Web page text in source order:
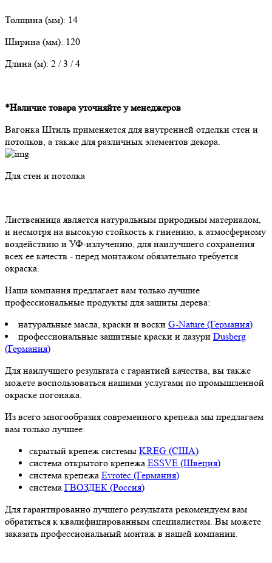
Толщина (мм): 14
Ширина (мм): 120
Длина (м): 2 / 3 / 4
*Наличие товара уточняйте у менеджеров
Вагонка Штиль применяется для внутренней отделки стен и
потолков, а также для различных элементов декора.
Для стен и потолка
Лиственница является натуральным природным материалом,
и несмотря на высокую стойкость к гниению, к атмосферному
воздействию и УФ-излучению, для наилучшего сохранения
всех ее качеств - перед монтажом обязательно требуется
окраска.
Наша компания предлагает вам только лучшие
профессиональные продукты для защиты дерева:
натуральные масла, краски и воски G-Nature (Германия)
профессиональные защитные краски и лазури Dusberg
(Германия)
Для наилучшего результата с гарантией качества, вы также
можете воспользоваться нашими услугами по промышленной
окраске погонажа.
Из всего многообразия современного крепежа мы предлагаем
вам только лучшее:
скрытый крепеж системы KREG (США)
система открытого крепежа ESSVE (Швеция)
система крепежа Evrotec (Германия)
система ГВОЗДЕК (Россия)
Для гарантированно лучшего результата рекомендуем вам
обратиться к квалифицированным специалистам. Вы можете
заказать профессиональный монтаж в нашей компании.